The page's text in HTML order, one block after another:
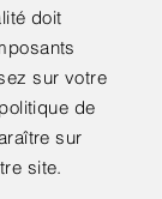
doit
sur votre
de
sur
site.